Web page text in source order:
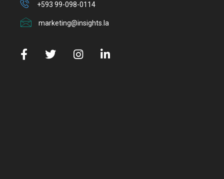
+593 99-098-0114
marketing@insights.la